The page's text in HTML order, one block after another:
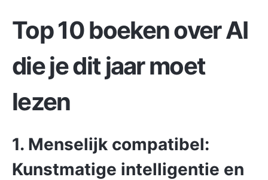
Top 10 boeken over AI
die je dit jaar moet
lezen
1. Menselijk compatibel:
Kunstmatige intelligentie en